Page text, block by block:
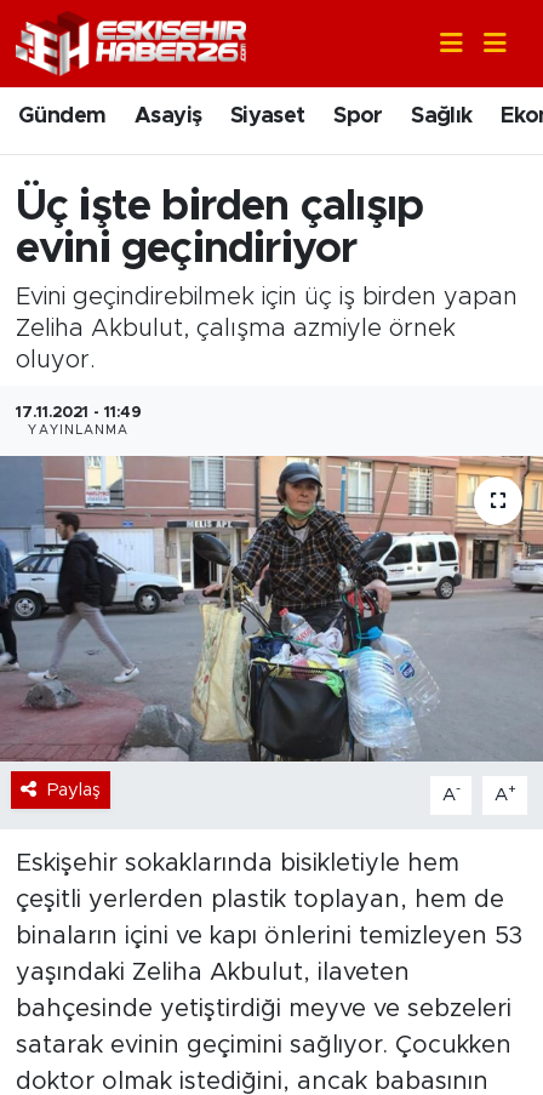
Gündem Asayiş Siyaset Spor Sağlık
Üç işte birden çalışıp
evini geçindiriyor
Evini geçindirebilmek için üç iş birden yapan
Zeliha Akbulut, çalışma azmiyle örnek
oluyor.
17.11.2021 - 11:49
YAYINLANMA
Paylaş A- A+
Eskişehir sokaklarında bisikletiyle hem
çeşitli yerlerden plastik toplayan, hem de
binaların içini ve kapı önlerini temizleyen 53
yaşındaki Zeliha Akbulut, ilaveten
bahçesinde yetiştirdiği meyve ve sebzeleri
satarak evinin geçimini sağlıyor. Çocukken
doktor olmak istediğini, ancak babasının
Gündem
Asayiş
Siyaset
Sağlık
Eğitim
Sanat
Bölge
Teknoloji
Magazin
Dünya
Nöbetçi Eczaneler
Hava Durumu
Trafik Durumu
Süper Lig Puan Durumu ve Fikstür
Tüm Manşetler
Haber Arşivi